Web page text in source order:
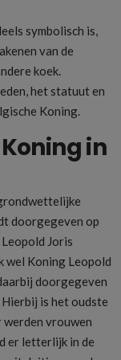
symbolisch is,
van de
koek.
het statuut en
Koning.
in
doorgegeven op
Joris
wel Koning Leopold
doorgegeven
Hierbij is het oudste
vrouwen
er letterlijk in de